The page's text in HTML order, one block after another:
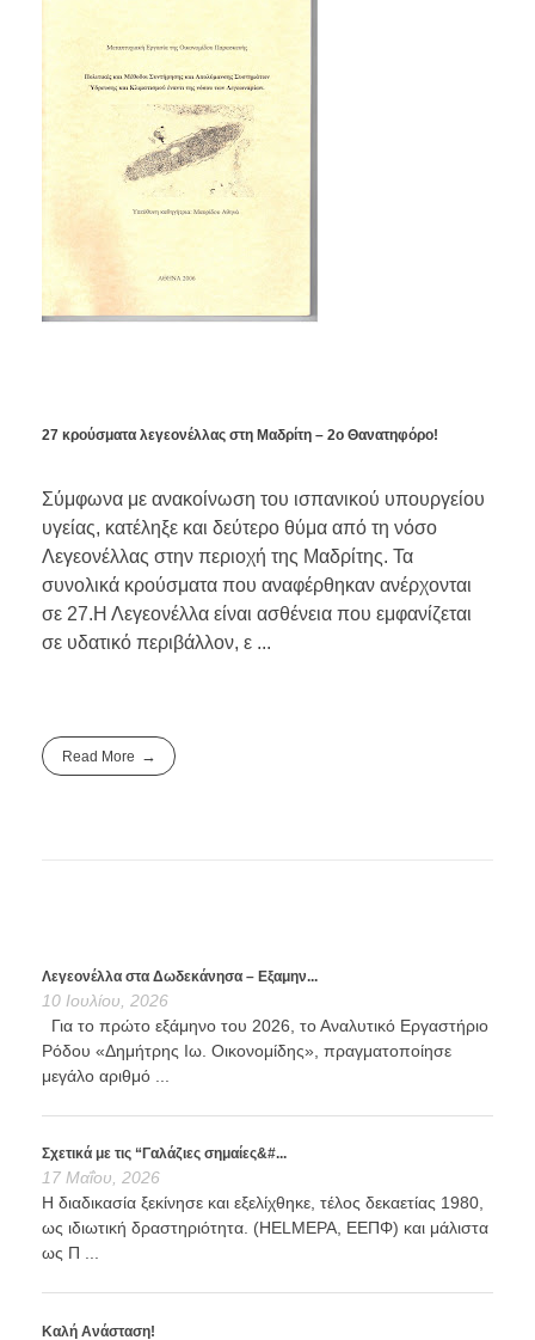
27 κρούσματα λεγεονέλλας στη Μαδρίτη – 2ο Θανατηφόρο!
Σύμφωνα με ανακοίνωση του ισπανικού υπουργείου
υγείας, κατέληξε και δεύτερο θύμα από τη νόσο
Λεγεονέλλας στην περιοχή της Μαδρίτης. Τα
συνολικά κρούσματα που αναφέρθηκαν ανέρχονται
σε 27.Η Λεγεονέλλα είναι ασθένεια που εμφανίζεται
σε υδατικό περιβάλλον, ε ...
Read More
Λεγεονέλλα στα Δωδεκάνησα – Εξαμην...
10 Ιουλίου, 2026
Για το πρώτο εξάμηνο του 2026, το Αναλυτικό Εργαστήριο
Ρόδου «Δημήτρης Ιω. Οικονομίδης», πραγματοποίησε
μεγάλο αριθμό ...
Σχετικά με τις “Γαλάζιες σημαίες&#...
17 Μαΐου, 2026
Η διαδικασία ξεκίνησε και εξελίχθηκε, τέλος δεκαετίας 1980,
ως ιδιωτική δραστηριότητα. (HELMEPA, ΕΕΠΦ) και μάλιστα
ως Π ...
Καλή Ανάσταση!